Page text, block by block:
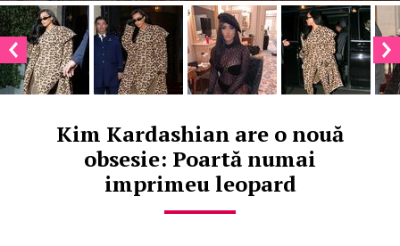
Kim Kardashian are o nouă
obsesie: Poartă numai
imprimeu leopard